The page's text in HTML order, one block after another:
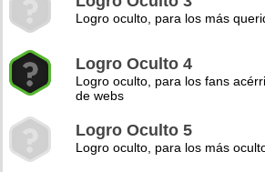
Logro oculto, para los más
Logro Oculto 4
Logro oculto, para los fans
de webs
Logro Oculto 5
Logro oculto, para los más